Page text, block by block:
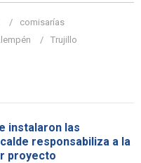
comisarías
Trujillo
instalaron las
responsabiliza a la
proyecto